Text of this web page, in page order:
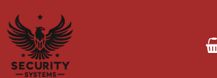
to
content